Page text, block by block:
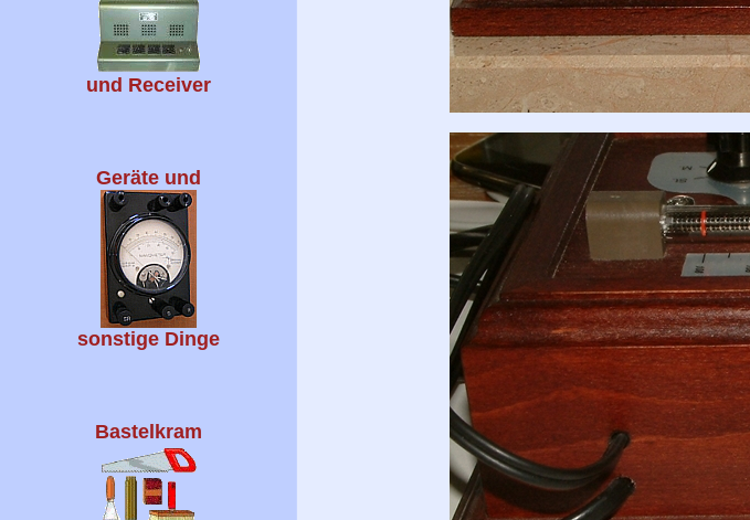
und Receiver
Geräte und
sonstige Dinge
Bastelkram